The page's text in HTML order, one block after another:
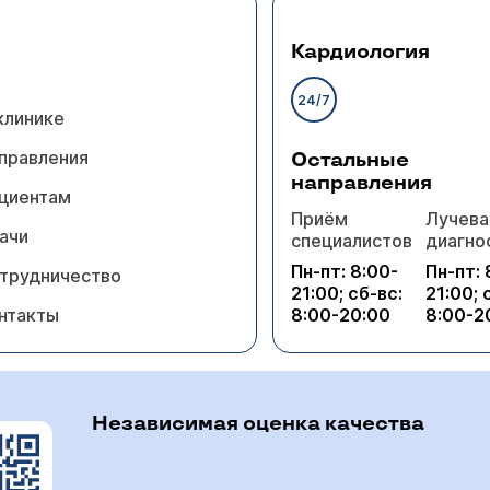
появляться фурункулы, мы сделали все
стерильность крови и чувствительность к
аутогемотерапию или проколоть тимоген.
бактериофаг и лактобиовестин, но всё
сдать кровь на анализ - интерфероновый
ребенка. Когда результаты будут получены, вы
комплексного лечения, именно комплексного.
Кардиология
24/7
Остальные
направления
Приём
специалистов
Пн-пт: 8:00-
21:00; сб-вс:
8:00-20:00
Пн-пт:
21:00;
8:00-
Независимая оценка качества